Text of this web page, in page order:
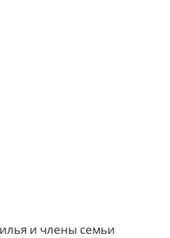
и члены семьи